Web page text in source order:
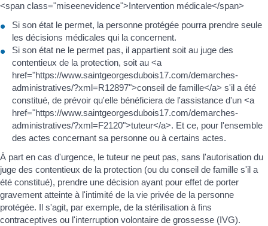
<span class="miseenevidence">Intervention médicale</span>
Si son état le permet, la personne protégée pourra prendre seule
les décisions médicales qui la concernent.
Si son état ne le permet pas, il appartient soit au juge des
contentieux de la protection, soit au <a
href="https://www.saintgeorgesdubois17.com/demarches-
administratives/?xml=R12897">conseil de famille</a> s'il a été
constitué, de prévoir qu'elle bénéficiera de l'assistance d'un <a
href="https://www.saintgeorgesdubois17.com/demarches-
administratives/?xml=F2120">tuteur</a>. Et ce, pour l'ensemble
des actes concernant sa personne ou à certains actes.
À part en cas d'urgence, le tuteur ne peut pas, sans l'autorisation du
juge des contentieux de la protection (ou du conseil de famille s'il a
été constitué), prendre une décision ayant pour effet de porter
gravement atteinte à l'intimité de la vie privée de la personne
protégée. Il s'agit, par exemple, de la stérilisation à fins
contraceptives ou l'interruption volontaire de grossesse (IVG).